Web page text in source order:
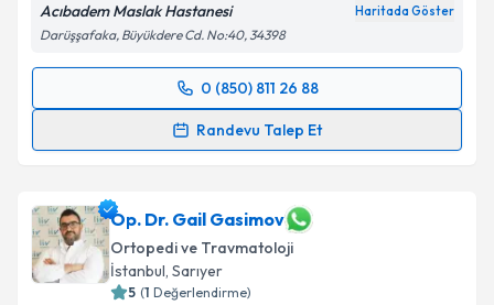
Takvim Talebini Gönder
Acıbadem Maslak Hastanesi Haritada Göster
Darüşşafaka, Büyükdere Cd. No:40, 34398
0 (850) 811 26 88
Randevu Talep Et
Randevu Takvimi Talebi
takvim hazırlandığında e-posta ile bilgilendireceğiz.
E-posta Adresiniz
Op. Dr. Gail Gasimov
Ortopedi ve Travmatoloji
İstanbul, Sarıyer
5 (1 Değerlendirme)